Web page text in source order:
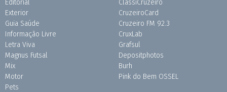
Editorial
Exterior
Guia Saúde
Informação Livre
Letra Viva
Magnus Futsal
Mix
Motor
Pets
ClassiCruzeiro
CruzeiroCard
Cruzeiro FM 92.3
CruxLab
Grafsul
Depositphotos
Burh
Pink do Bem OSSEL